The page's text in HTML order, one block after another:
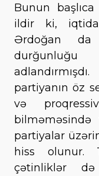
Bunun
ildir ki,
Ərdoğan da
partiyanın öz
və
bilməməsində
partiyalar
hiss olunur.
çətinliklər